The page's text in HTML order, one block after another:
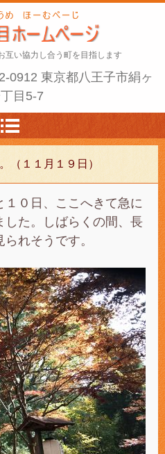
い協力し合う町を目指します
0912 東京都八王子市絹ヶ
目5-7
（１１月１９日）
１０日、ここへきて急に
した。しばらくの間、長
れそうです。